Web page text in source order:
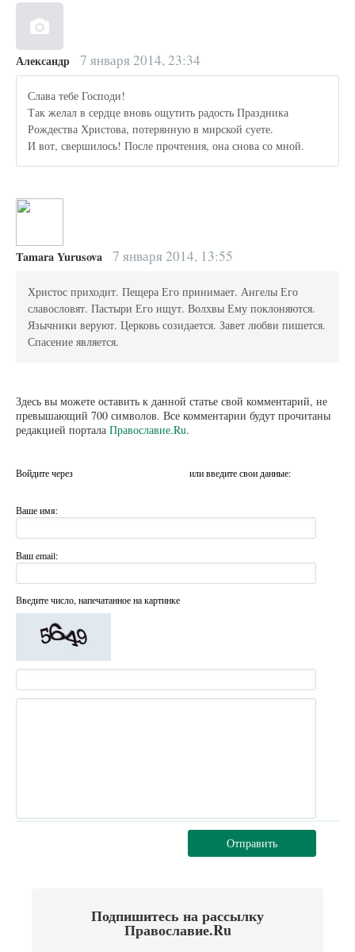
Александр 7 января 2014, 23:34
Слава тебе Господи!
Так желал в сердце вновь ощутить радость Праздника
Рождества Христова, потерянную в мирской суете.
И вот, свершилось! После прочтения, она снова со мной.
Tamara Yurusova 7 января 2014, 13:55
Христос приходит. Пещера Его принимает. Ангелы Его
славословят. Пастыри Его ищут. Волхвы Ему поклоняются.
Язычники веруют. Церковь созидается. Завет любви пишется.
Спасение является.
Здесь вы можете оставить к данной статье свой комментарий, не
превышающий 700 символов. Все комментарии будут прочитаны
редакцией портала Православие.Ru.
Войдите через или введите свои данные:
Ваше имя:
Ваш email:
Введите число, напечатанное на картинке
Отправить
Подпишитесь на рассылку
Православие.Ru